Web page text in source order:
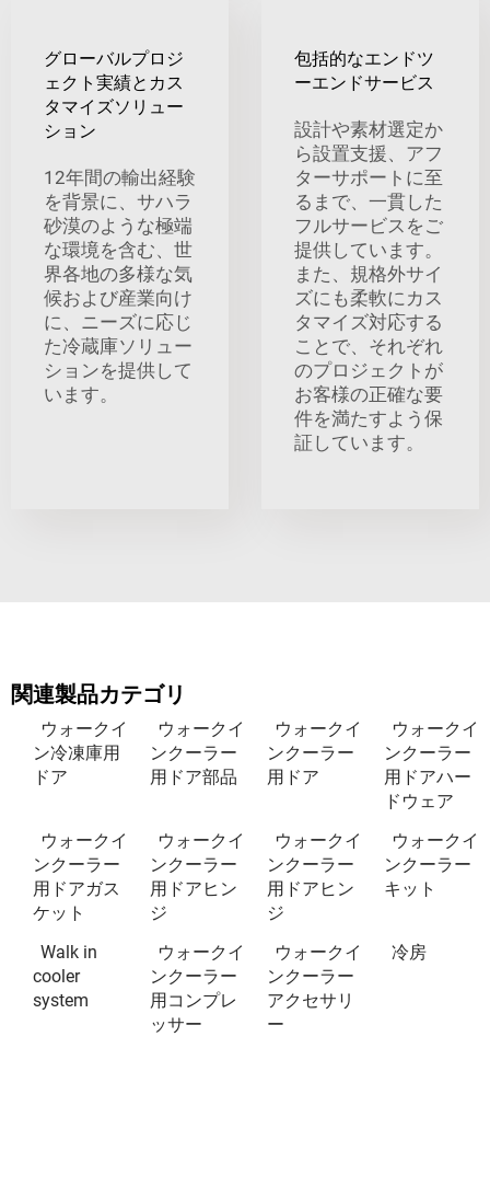
グローバルプロジ
ェクト実績とカス
タマイズソリュー
ション
12年間の輸出経験
を背景に、サハラ
砂漠のような極端
な環境を含む、世
界各地の多様な気
候および産業向け
に、ニーズに応じ
た冷蔵庫ソリュー
ションを提供して
います。
包括的なエンドツ
ーエンドサービス
設計や素材選定か
ら設置支援、アフ
ターサポートに至
るまで、一貫した
フルサービスをご
提供しています。
また、規格外サイ
ズにも柔軟にカス
タマイズ対応する
ことで、それぞれ
のプロジェクトが
お客様の正確な要
件を満たすよう保
証しています。
関連製品カテゴリ
ウォークイ
ン冷凍庫用
ドア
ウォークイ
ンクーラー
用ドア部品
ウォークイ
ンクーラー
用ドア
ウォークイ
ンクーラー
用ドアハー
ドウェア
ウォークイ
ンクーラー
用ドアガス
ケット
ウォークイ
ンクーラー
用ドアヒン
ジ
ウォークイ
ンクーラー
用ドアヒン
ジ
ウォークイ
ンクーラー
キット
Walk in
cooler
system
ウォークイ
ンクーラー
用コンプレ
ッサー
ウォークイ
ンクーラー
アクセサリ
ー
冷房